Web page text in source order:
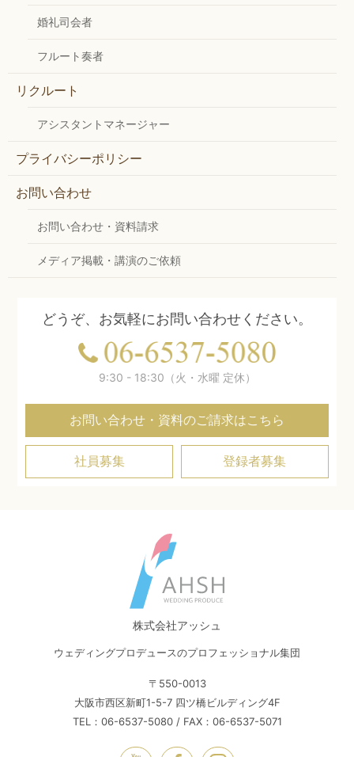
婚礼司会者
フルート奏者
リクルート
アシスタントマネージャー
プライバシーポリシー
お問い合わせ
お問い合わせ・資料請求
メディア掲載・講演のご依頼
どうぞ、お気軽にお問い合わせください。
9:30 - 18:30（火・水曜 定休）
お問い合わせ・資料のご請求はこちら
社員募集 登録者募集
株式会社アッシュ
ウェディングプロデュースのプロフェッショナル集団
〒550-0013
大阪市西区新町1-5-7 四ツ橋ビルディング4F
TEL：06-6537-5080 / FAX：06-6537-5071